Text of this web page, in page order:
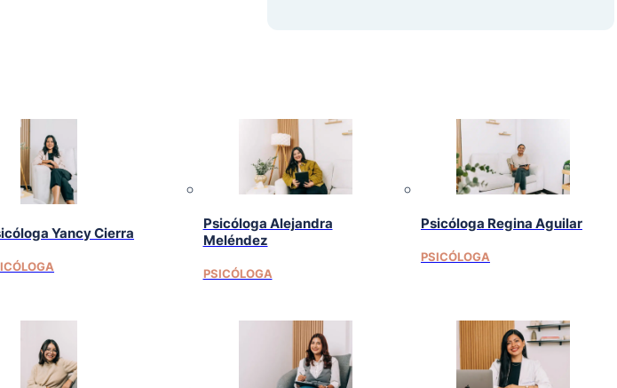
Yancy Cierra
Psicóloga Alejandra
Meléndez
PSICÓLOGA
Psicóloga Regina Aguilar
PSICÓLOGA